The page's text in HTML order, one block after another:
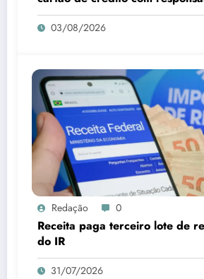
03/08/2026
Redação 0
Receita paga terceiro lote de
do IR
31/07/2026